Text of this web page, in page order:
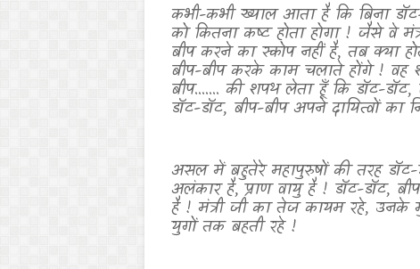
कभी-कभी ख्याल आता है कि बिना
को कितना कष्ट होता होगा ! जैसे वे
बीप करने का स्कोप नहीं है, तब क्या
बीप-बीप करके काम चलाते होंगे ! वह
बीप....... की शपथ लेता हूँ कि डॉट-डॉट,
डॉट-डॉट, बीप-बीप अपने दायित्वों का
असल में बहुतेरे महापुरुषों की तरह डॉट-
अलंकार है, प्राण वायु है ! डॉट-डॉट,
है ! मंत्री जी का तेज कायम रहे, उनके
युगों तक बहती रहे !